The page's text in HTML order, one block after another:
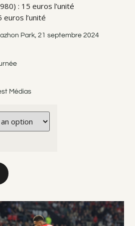
: 15 euros l’unité
l’unité
Park, 21 septembre 2024
Médias